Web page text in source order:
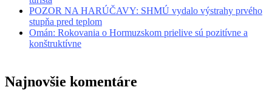
POZOR NA HARÚČAVY: SHMÚ vydalo výstrahy prvého
stupňa pred teplom
Omán: Rokovania o Hormuzskom prielive sú pozitívne a
konštruktívne
Najnovšie komentáre